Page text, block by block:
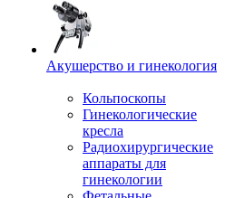
Акушерство и гинекология
Кольпоскопы
Гинекологические
кресла
Радиохирургические
аппараты для
гинекологии